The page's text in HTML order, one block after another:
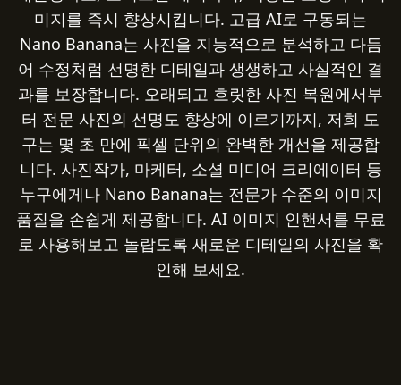
미지를 즉시 향상시킵니다. 고급 AI로 구동되는
Nano Banana는 사진을 지능적으로 분석하고 다듬
어 수정처럼 선명한 디테일과 생생하고 사실적인 결
과를 보장합니다. 오래되고 흐릿한 사진 복원에서부
터 전문 사진의 선명도 향상에 이르기까지, 저희 도
구는 몇 초 만에 픽셀 단위의 완벽한 개선을 제공합
니다. 사진작가, 마케터, 소셜 미디어 크리에이터 등
누구에게나 Nano Banana는 전문가 수준의 이미지
품질을 손쉽게 제공합니다. AI 이미지 인핸서를 무료
로 사용해보고 놀랍도록 새로운 디테일의 사진을 확
인해 보세요.